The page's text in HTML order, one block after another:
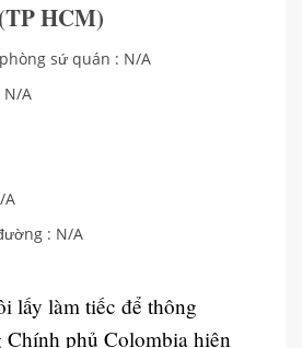
HCM)
sứ quán : N/A
A
A
: N/A
lấy làm tiếc để thông
Chính phủ Colombia hiện